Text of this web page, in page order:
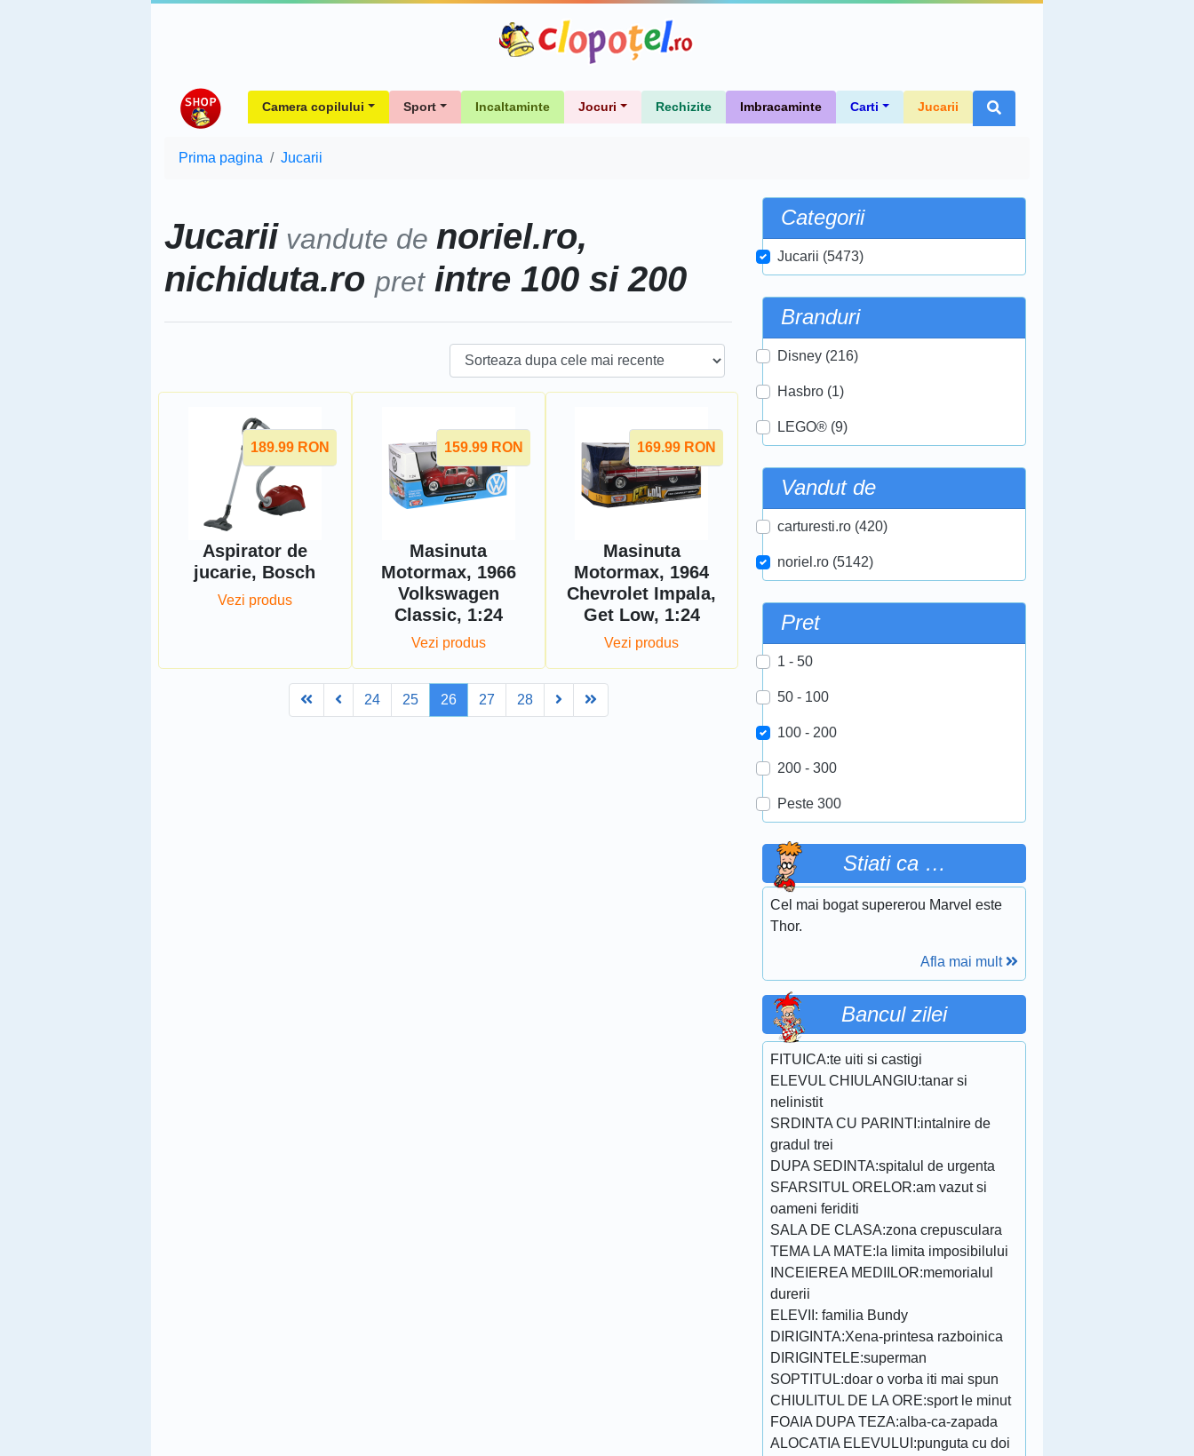
Camera copilului Sport Incaltaminte Jocuri Rechizite Imbracaminte Carti Jucarii
Prima pagina Jucarii
Jucarii vandute de noriel.ro,
nichiduta.ro pretintre 100 si 200
189.99 RON
Aspirator de
jucarie, Bosch
Vezi produs
159.99 RON
Masinuta
Motormax, 1966
Volkswagen
Classic, 1:24
Vezi produs
169.99 RON
Masinuta
Motormax, 1964
Chevrolet Impala,
Get Low, 1:24
Vezi produs
FirstPrev24 25 26 27 28 Next Last
Categorii
Jucarii (5473)
Branduri
Disney (216)
Hasbro (1)
LEGO® (9)
Vandut de
carturesti.ro (420)
noriel.ro (5142)
Pret
1 - 50
50 - 100
100 - 200
200 - 300
Peste 300
Stiati ca …
Cel mai bogat supererou Marvel este
Thor.
Afla mai mult
Bancul zilei
FITUICA:te uiti si castigi
ELEVUL CHIULANGIU:tanar si
nelinistit
SRDINTA CU PARINTI:intalnire de
gradul trei
DUPA SEDINTA:spitalul de urgenta
SFARSITUL ORELOR:am vazut si
oameni feriditi
SALA DE CLASA:zona crepusculara
TEMA LA MATE:la limita imposibilului
INCEIEREA MEDIILOR:memorialul
durerii
ELEVII: familia Bundy
DIRIGINTA:Xena-printesa razboinica
DIRIGINTELE:superman
SOPTITUL:doar o vorba iti mai spun
CHIULITUL DE LA ORE:sport le minut
FOAIA DUPA TEZA:alba-ca-zapada
ALOCATIA ELEVULUI:punguta cu doi